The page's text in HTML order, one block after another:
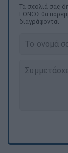
Τα σχολιά σας
ΕΘΝΟΣ θα
διαγράφονται